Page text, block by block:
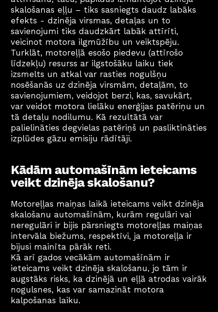
skalošanas eļļu – tiks sasniegts daudz labāks
efekts - dzinēja virsmas, detaļas un to
savienojumi tiks daudzkārt labāk attīrīti,
veicinot motora ilgmūžību un veiktspēju.
Turklāt, motoreļļā esošo piedevu (attīrošo
līdzekļu) resurss ar ilgstošāku laiku tiek
izsmelts un atkal var rasties nogulšņu
nosēšanās uz dzinēja virsmām, detaļām, to
savienojumiem, veidojot berzi, kas, savukārt,
var veidot motora lielāku enerģijas patēriņu un
tā detaļu nodilumu. Kā rezultātā var
palielināties degvielas patēriņš un pasliktināties
izplūdes gāzu emisiju rādītāji.
Kādām automašīnām ieteicams
veikt dzinēja skalošanu?
Motoreļļas maiņas laikā ieteicams veikt dzinēja
skalošanu automašīnām, kurām regulāri vai
neregulāri ir bijis pārsniegts motoreļļas maiņas
intervāla biežums, respektīvi, ja motoreļļa ir
bijusi mainīta pārāk reti.
Kā arī gados vecākām automašīnām ir
ieteicams veikt dzinēja skalošanu, jo tām ir
augstāks risks, ka dzinējā un eļļā atrodas vairāk
nogulsnes, kas var samazināt motora
kalpošanas laiku.